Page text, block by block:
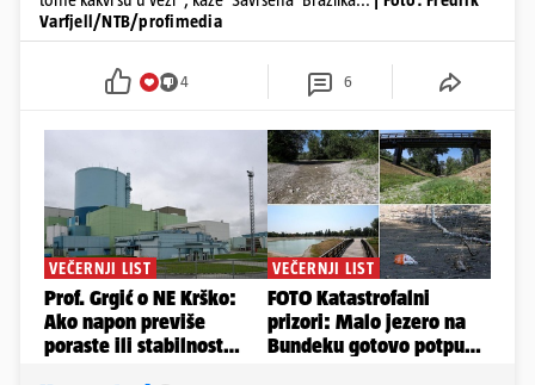
Varfjell/NTB/profimedia
4 6